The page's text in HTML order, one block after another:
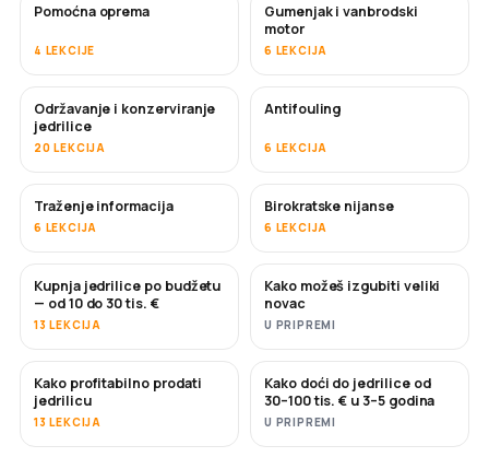
Pomoćna oprema
4 LEKCIJE
Gumenjak i vanbrodski
motor
6 LEKCIJA
Održavanje i konzerviranje
jedrilice
20 LEKCIJA
USKORO
Antifouling
6 LEKCIJA
Traženje informacija
6 LEKCIJA
Birokratske nijanse
6 LEKCIJA
USKORO
Kupnja jedrilice po budžetu
— od 10 do 30 tis. €
13 LEKCIJA
USKORO
Kako možeš izgubiti veliki
novac
U PRIPREMI
NOVO
Kako profitabilno prodati
jedrilicu
13 LEKCIJA
NOVO
Kako doći do jedrilice od
30–100 tis. € u 3–5 godina
U PRIPREMI